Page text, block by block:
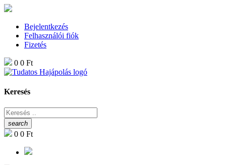
Bejelentkezés
Felhasználói fiók
Fizetés
0 0 Ft
Keresés
search
0 0 Ft